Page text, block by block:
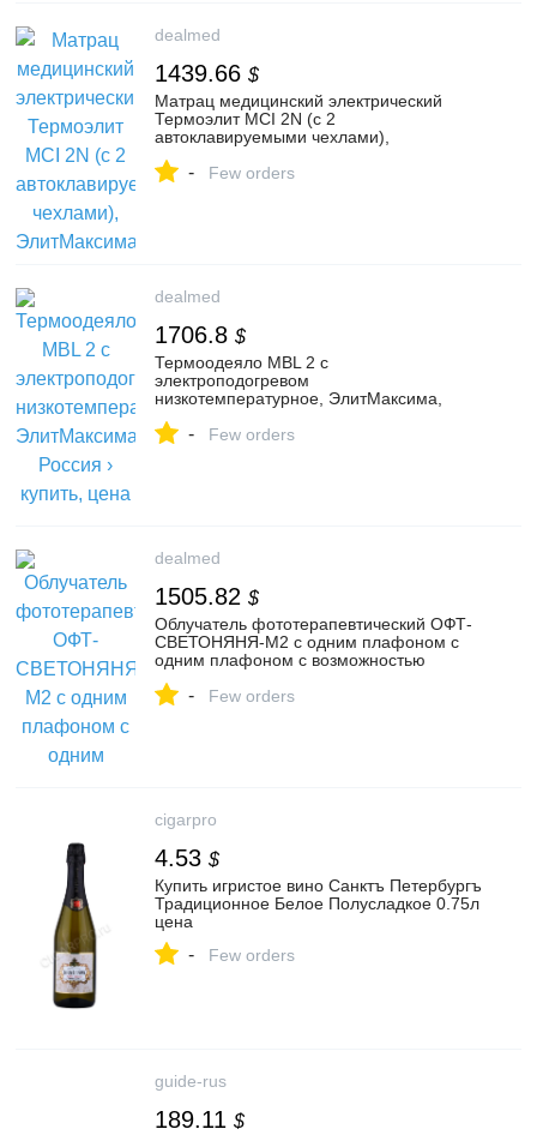
dealmed
1439.66 $
Матрац медицинский электрический
Термоэлит MCI 2N (с 2
автоклавируемыми чехлами),
Москве, оптом и в розницу
- Few orders
dealmed
1706.8 $
Термоодеяло MBL 2 с
электроподогревом
низкотемпературное, ЭлитМаксима,
в розницу
- Few orders
dealmed
1505.82 $
Облучатель фототерапевтический ОФТ-
СВЕТОНЯНЯ-М2 с одним плафоном с
одним плафоном с возможностью
цена в Москве, оптом и в розницу
- Few orders
cigarpro
4.53 $
Купить игристое вино Санктъ Петербургъ
Традиционное Белое Полусладкое 0.75л
цена
- Few orders
guide-rus
189.11 $